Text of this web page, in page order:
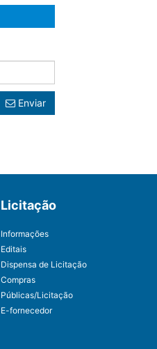
Enviar
Licitação
Informações
Editais
Dispensa de Licitação
Compras
Públicas/Licitação
E-fornecedor